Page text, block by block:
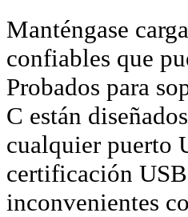
Manténgase
confiables que
Probados para
C están
cualquier puerto
certificación
inconvenientes